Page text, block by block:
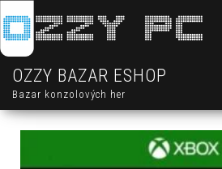
OZZY BAZAR ESHOP
Bazar konzolových her